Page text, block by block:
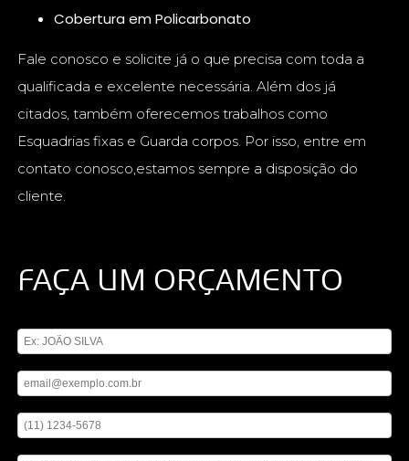
Cobertura em Policarbonato
Fale conosco e solicite já o que precisa com toda a
qualificada e excelente necessária. Além dos já
citados, também oferecemos trabalhos como
Esquadrias fixas e Guarda corpos. Por isso, entre em
contato conosco,estamos sempre a disposição do
cliente.
FAÇA UM ORÇAMENTO